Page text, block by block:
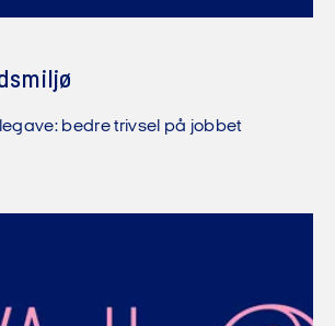
bedre trivsel på jobbet